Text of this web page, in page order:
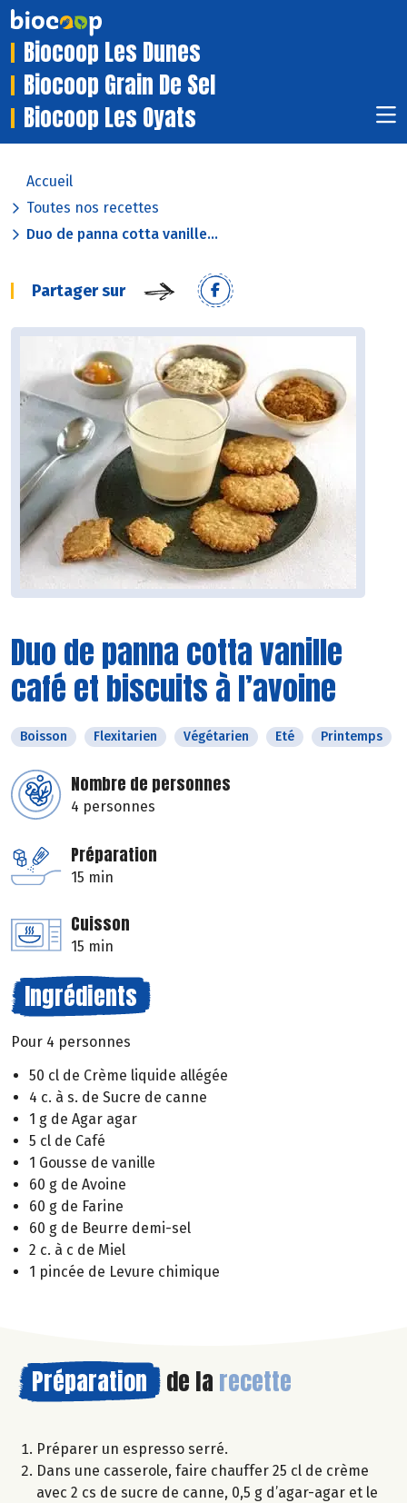
Biocoop Les Dunes
Biocoop Grain De Sel
Biocoop Les Oyats
Accueil
Toutes nos recettes
Duo de panna cotta vanille...
Partager sur
Duo de panna cotta vanille
café et biscuits à l’avoine
Boisson Flexitarien Végétarien Eté Printemps
Nombre de personnes
4 personnes
Préparation
15 min
Cuisson
15 min
Ingrédients
Pour 4 personnes
50 cl de Crème liquide allégée
4 c. à s. de Sucre de canne
1 g de Agar agar
5 cl de Café
1 Gousse de vanille
60 g de Avoine
60 g de Farine
60 g de Beurre demi-sel
2 c. à c de Miel
1 pincée de Levure chimique
Préparation de la recette
Préparer un espresso serré.
Dans une casserole, faire chauffer 25 cl de crème
avec 2 cs de sucre de canne, 0,5 g d’agar-agar et le